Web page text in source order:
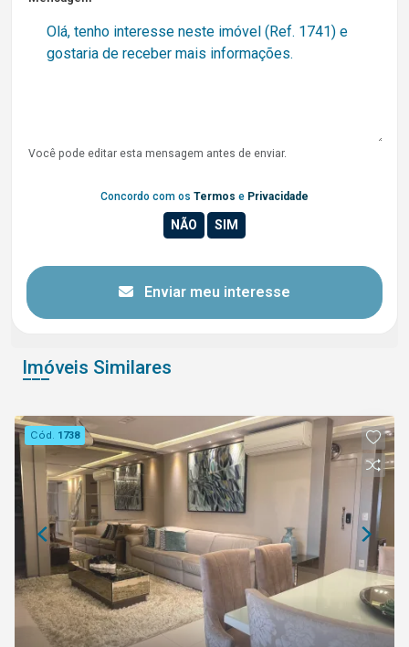
Você pode editar esta mensagem antes de enviar.
Concordo com os Termos e Privacidade
Enviar meu interesse
Imóveis Similares
Cód. 1738